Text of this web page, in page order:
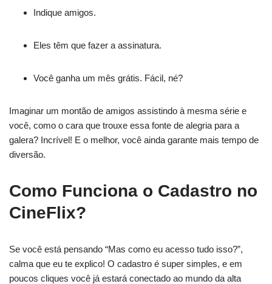
Indique amigos.
Eles têm que fazer a assinatura.
Você ganha um mês grátis. Fácil, né?
Imaginar um montão de amigos assistindo à mesma série e
você, como o cara que trouxe essa fonte de alegria para a
galera? Incrível! E o melhor, você ainda garante mais tempo de
diversão.
Como Funciona o Cadastro no
CineFlix?
Se você está pensando “Mas como eu acesso tudo isso?”,
calma que eu te explico! O cadastro é super simples, e em
poucos cliques você já estará conectado ao mundo da alta